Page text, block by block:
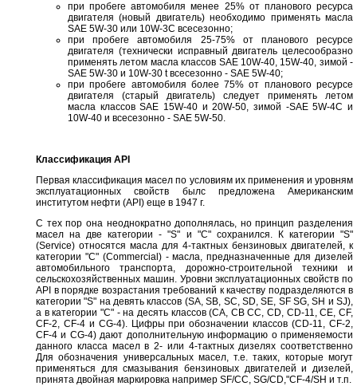
при пробеге автомобиля менее 25% от планового ресурса
двигателя (новый двигатель) необходимо применять масла
SAE 5W-30 или 10W-3C всесезонно;
при пробеге автомобиля 25-75% от планового ресурсе
двигателя (технически исправный двигатель целесообразно
применять летом масла классов SAE 10W-40, 15W-40, зимой -
SAE 5W-30 и 10W-30 t всесезонно - SAE 5W-40;
при пробеге автомобиля более 75% от планового ресурсе
двигателя (старый двигатель) следует применять летом
масла классов SAE 15W-40 и 20W-50, зимой -SAE 5W-4C и
10W-40 и всесезонно - SAE 5W-50.
Классификация API
Первая классификация масел по условиям их применения и уровням
эксплуатационных свойств былс предложена Американским
институтом нефти (API) еще в 1947 г.
С тех пор она неоднократно дополнялась, но принцип разделения
масел на две категории - "S" и "С" сохранился. К категории "S"
(Service) относятся масла для 4-тактных бензиновых двигателей, к
категории "С" (Commercial) - масла, предназначенные для дизелей
автомобильного транспорта, дорожно-строительной техники и
сельскохозяйственных машин. Уровни эксплуатационных свойств по
API в порядке возрастания требований к качеству подразделяются в
категории "S" на девять классов (SA, SB, SC, SD, SE, SF SG, SH и SJ),
а в категории "С" - на десять классов (СА, СВ СС, CD, CD-11, СЕ, CF,
CF-2, CF-4 и CG-4). Цифры при обозначении классов (CD-11, CF-2,
CF-4 и CG-4) дают дополнительную информацию о применяемости
данного класса масел в 2- или 4-тактных дизелях соответственно
Для обозначения универсальных масел, т.е. таких, которые могут
применяться для смазывания бензиновых двигателей и дизелей,
принята двойная маркировка например SF/CC, SG/CD,"CF-4/SH и т.п.